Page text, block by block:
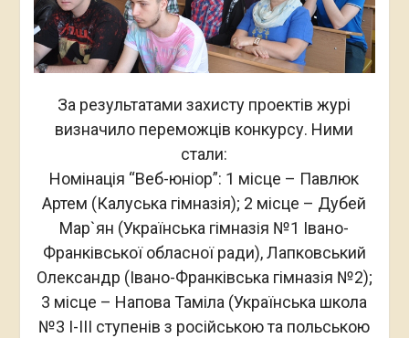
За результатами захисту проектів журі
визначило переможців конкурсу. Ними
стали:
Номінація “Веб-юніор”: 1 місце – Павлюк
Артем (Калуська гімназія); 2 місце – Дубей
Мар`ян (Українська гімназія №1 Івано-
Франківської обласної ради), Лапковський
Олександр (Івано-Франківська гімназія №2);
3 місце – Напова Таміла (Українська школа
№3 I-III ступенів з російською та польською